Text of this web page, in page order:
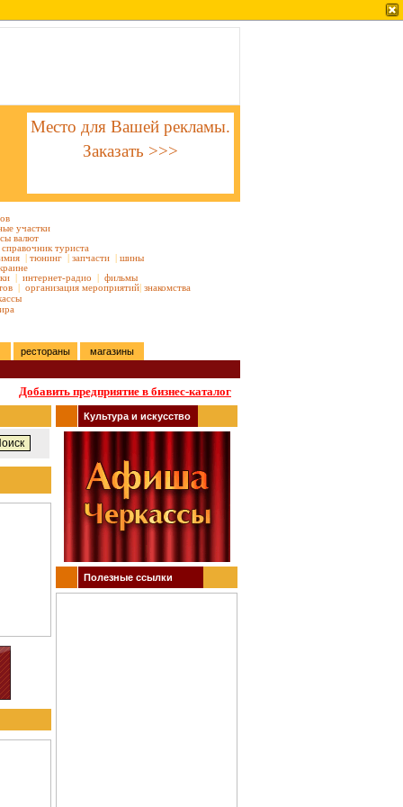
Место для Вашей рекламы.
Заказать >>>
участки
валют
справочник туриста
| тюнинг | запчасти | шины
| интернет-радио | фильмы
| организация мероприятий| знакомства
рестораны магазины
Добавить предприятие в бизнес-каталог
Культура и искусство
Полезные ссылки